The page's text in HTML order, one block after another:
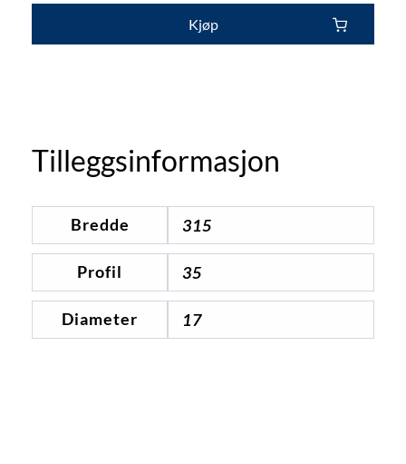
Kjøp
Tilleggsinformasjon
Bredde 315
Profil 35
Diameter 17